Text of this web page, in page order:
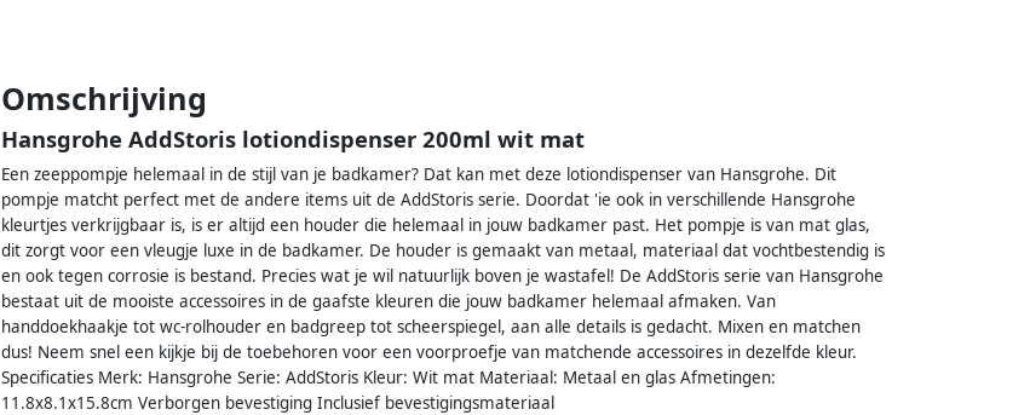
Omschrijving
Hansgrohe AddStoris lotiondispenser 200ml wit mat
Een zeeppompje helemaal in de stijl van je badkamer? Dat kan met deze lotiondispenser van Hansgrohe. Dit
pompje matcht perfect met de andere items uit de AddStoris serie. Doordat 'ie ook in verschillende Hansgrohe
kleurtjes verkrijgbaar is, is er altijd een houder die helemaal in jouw badkamer past. Het pompje is van mat glas,
dit zorgt voor een vleugje luxe in de badkamer. De houder is gemaakt van metaal, materiaal dat vochtbestendig is
en ook tegen corrosie is bestand. Precies wat je wil natuurlijk boven je wastafel! De AddStoris serie van Hansgrohe
bestaat uit de mooiste accessoires in de gaafste kleuren die jouw badkamer helemaal afmaken. Van
handdoekhaakje tot wc-rolhouder en badgreep tot scheerspiegel, aan alle details is gedacht. Mixen en matchen
dus! Neem snel een kijkje bij de toebehoren voor een voorproefje van matchende accessoires in dezelfde kleur.
Specificaties Merk: Hansgrohe Serie: AddStoris Kleur: Wit mat Materiaal: Metaal en glas Afmetingen:
11.8x8.1x15.8cm Verborgen bevestiging Inclusief bevestigingsmateriaal